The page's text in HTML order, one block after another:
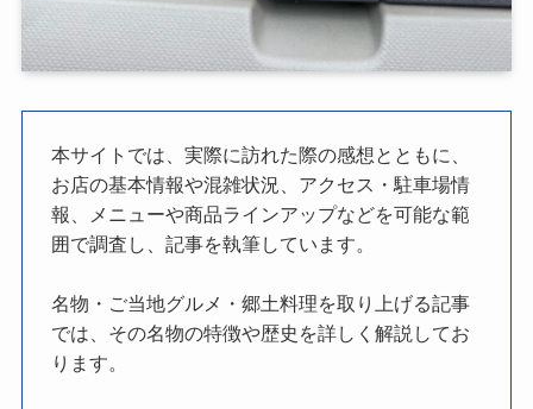
本サイトでは、実際に訪れた際の感想とともに、
お店の基本情報や混雑状況、アクセス・駐車場情
報、メニューや商品ラインアップなどを可能な範
囲で調査し、記事を執筆しています。
名物・ご当地グルメ・郷土料理を取り上げる記事
では、その名物の特徴や歴史を詳しく解説してお
ります。